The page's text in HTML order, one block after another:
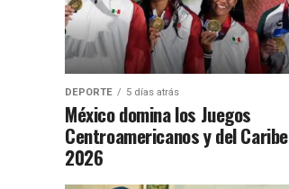
DEPORTE 5 días atrás
México domina los Juegos
Centroamericanos y del Caribe
2026